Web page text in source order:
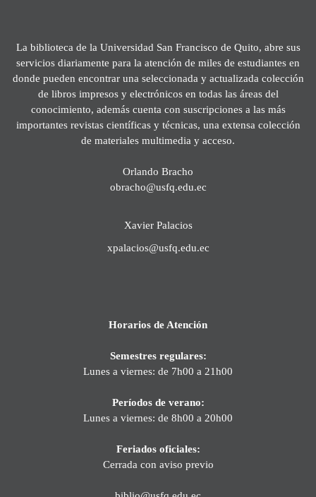
La biblioteca de la Universidad San Francisco de Quito, abre sus
servicios diariamente para la atención de miles de estudiantes en
donde pueden encontrar una seleccionada y actualizada colección
de libros impresos y electrónicos en todas las áreas del
conocimiento, además cuenta con suscripciones a las más
importantes revistas científicas y técnicas, una extensa colección
de materiales multimedia y acceso.
Orlando Bracho
obracho@usfq.edu.ec
Xavier Palacios
xpalacios@usfq.edu.ec
Horarios de Atención
Semestres regulares:
Lunes a viernes: de 7h00 a 21h00
Períodos de verano:
Lunes a viernes: de 8h00 a 20h00
Feriados oficiales:
Cerrada con aviso previo